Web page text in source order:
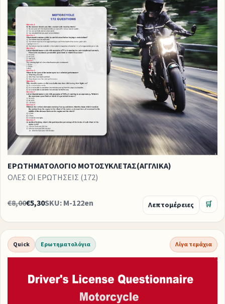
ΕΡΩΤΗΜΑΤΟΛΟΓΙΟ ΜΟΤΟΣΥΚΛΕΤΑΣ(ΑΓΓΛΙΚΑ)
ΟΛΕΣ ΟΙ ΕΡΩΤΗΣΕΙΣ (172)
€8,00€5,30SKU: M-122en Λεπτομέρειες 🛒
Quick Ερωτηματολόγια Λίγα τεμάχια